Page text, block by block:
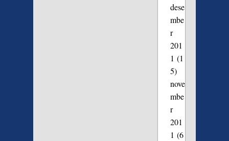
dese
mbe
r
201
1 (1
5)
nove
mbe
r
201
1 (6